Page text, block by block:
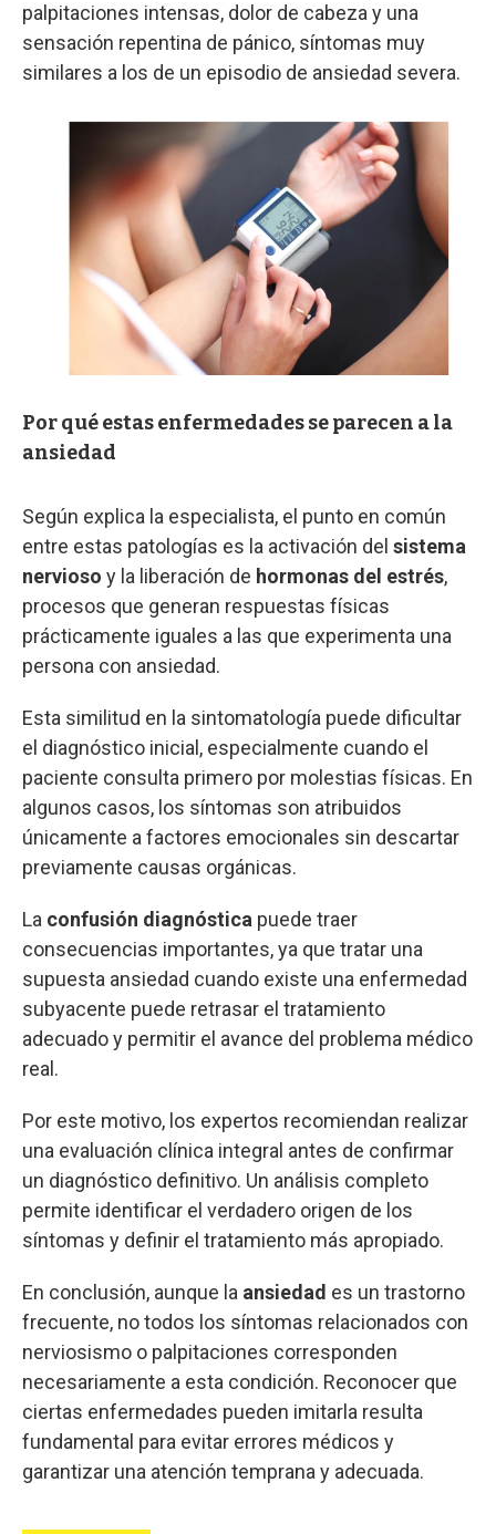
palpitaciones intensas, dolor de cabeza y una
sensación repentina de pánico, síntomas muy
similares a los de un episodio de ansiedad severa.
Por qué estas enfermedades se parecen a la
ansiedad
Según explica la especialista, el punto en común
entre estas patologías es la activación del sistema
nervioso y la liberación de hormonas del estrés,
procesos que generan respuestas físicas
prácticamente iguales a las que experimenta una
persona con ansiedad.
Esta similitud en la sintomatología puede dificultar
el diagnóstico inicial, especialmente cuando el
paciente consulta primero por molestias físicas. En
algunos casos, los síntomas son atribuidos
únicamente a factores emocionales sin descartar
previamente causas orgánicas.
La confusión diagnóstica puede traer
consecuencias importantes, ya que tratar una
supuesta ansiedad cuando existe una enfermedad
subyacente puede retrasar el tratamiento
adecuado y permitir el avance del problema médico
real.
Por este motivo, los expertos recomiendan realizar
una evaluación clínica integral antes de confirmar
un diagnóstico definitivo. Un análisis completo
permite identificar el verdadero origen de los
síntomas y definir el tratamiento más apropiado.
En conclusión, aunque la ansiedad es un trastorno
frecuente, no todos los síntomas relacionados con
nerviosismo o palpitaciones corresponden
necesariamente a esta condición. Reconocer que
ciertas enfermedades pueden imitarla resulta
fundamental para evitar errores médicos y
garantizar una atención temprana y adecuada.